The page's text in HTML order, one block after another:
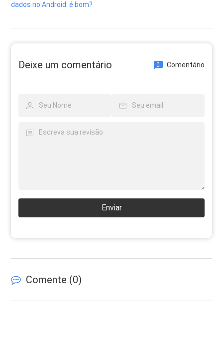
dados no Android: é bom?
Deixe um comentário 0 Comentário
Enviar
Comente (0)